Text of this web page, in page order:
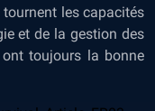
les capacités
et de la gestion des
ont toujours la bonne